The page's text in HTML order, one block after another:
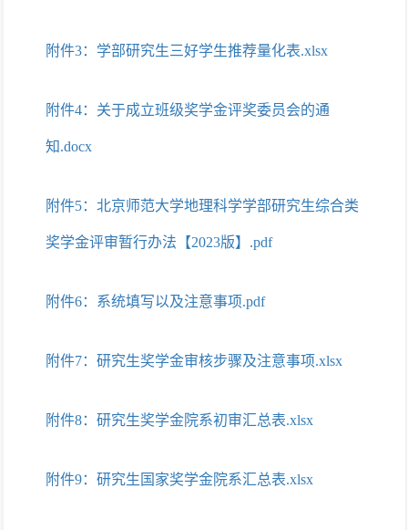
附件3：学部研究生三好学生推荐量化表.xlsx
附件4：关于成立班级奖学金评奖委员会的通
知.docx
附件5：北京师范大学地理科学学部研究生综合类
奖学金评审暂行办法【2023版】.pdf
附件6：系统填写以及注意事项.pdf
附件7：研究生奖学金审核步骤及注意事项.xlsx
附件8：研究生奖学金院系初审汇总表.xlsx
附件9：研究生国家奖学金院系汇总表.xlsx